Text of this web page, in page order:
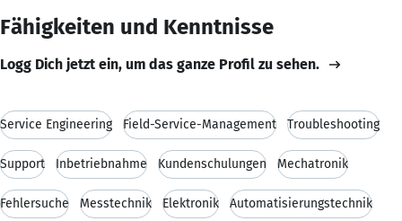
Fähigkeiten und Kenntnisse
Logg Dich jetzt ein, um das ganze Profil zu sehen.
Service Engineering Field-Service-Management Troubleshooting
Support Inbetriebnahme Kundenschulungen Mechatronik
Fehlersuche Messtechnik Elektronik Automatisierungstechnik